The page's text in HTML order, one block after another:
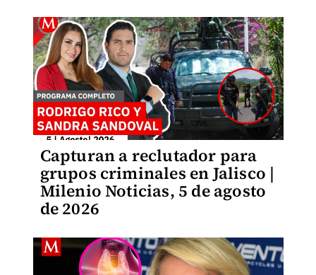
Capturan a reclutador para
grupos criminales en Jalisco |
Milenio Noticias, 5 de agosto
de 2026